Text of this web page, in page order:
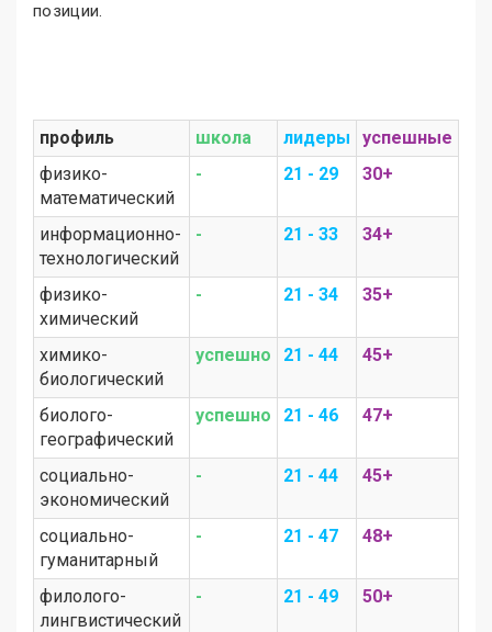
позиции.
профиль школа лидеры
успешные
физико-
математический
- 21 - 29 30+
информационно-
технологический
- 21 - 33 34+
физико-
химический
- 21 - 34 35+
химико-
биологический
успешно 21 - 44 45+
биолого-
географический
успешно 21 - 46 47+
социально-
экономический
- 21 - 44 45+
социально-
гуманитарный
- 21 - 47 48+
филолого-
лингвистический
- 21 - 49 50+